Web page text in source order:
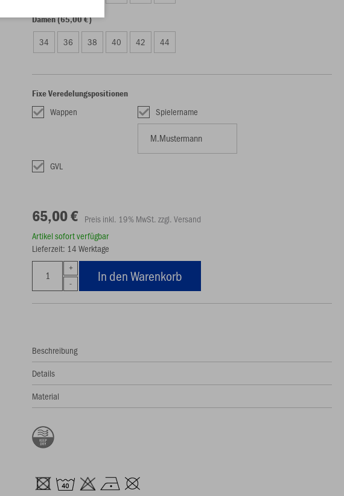
Damen (65,00 €)
34 36 38 40 42 44
Fixe Veredelungspositionen
Wappen Spielername
GVL
65,00 € Preis inkl. 19% MwSt. zzgl. Versand
Artikel sofort verfügbar
Lieferzeit: 14 Werktage
In den Warenkorb
Beschreibung
Details
Material